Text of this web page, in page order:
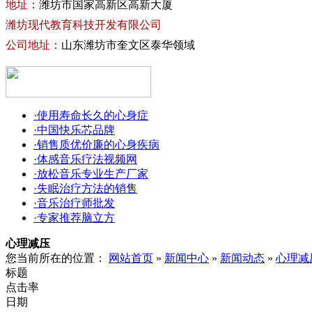
地址： 潍坊市国家高新区高新大厦
潍坊现代教育科技开发有限公司
公司地址： 山东潍坊市奎文区泰华领域
·使用寿命长久的心身症
·中国快乐芯品牌
·销售质优价廉的心身疾病
·体感音乐疗法视频网
·放松音乐专业生产厂家
·失眠治疗方法的销售
·音乐治疗师批发
·专家推荐脑立方
心理减压
您当前所在的位置：
网站首页 » 新闻中心 » 新闻动态 » 心理减
标题
点击率
日期